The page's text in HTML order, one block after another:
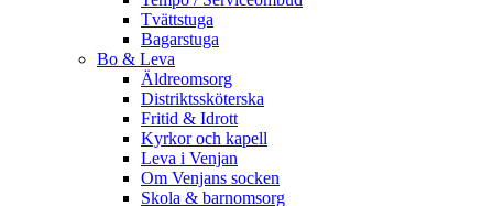
Tvättstuga
Bagarstuga
Bo & Leva
Äldreomsorg
Distriktssköterska
Fritid & Idrott
Kyrkor och kapell
Leva i Venjan
Om Venjans socken
Skola & barnomsorg